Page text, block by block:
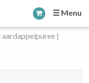
☰ Menu
|